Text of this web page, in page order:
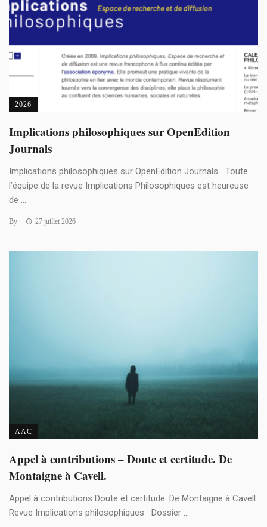
2026
Implications philosophiques sur OpenEdition
Journals
Implications philosophiques sur OpenEdition Journals Toute
l’équipe de la revue Implications Philosophiques est heureuse
de ...
By 27 juillet 2026
AAC
Appel à contributions – Doute et certitude. De
Montaigne à Cavell.
Appel à contributions Doute et certitude. De Montaigne à Cavell.
Revue Implications philosophiques Dossier ...